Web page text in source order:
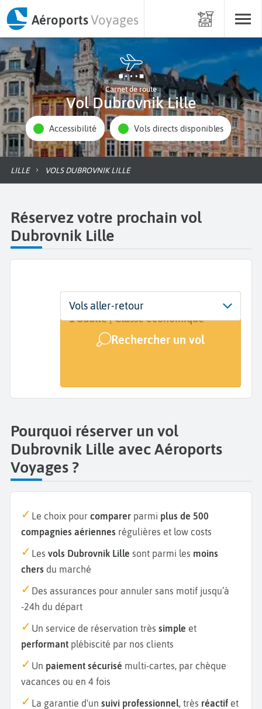
AéroportsVoyages
Carnet de route
Vol Dubrovnik Lille
Accessibilité Vols directs disponibles
LILLE VOLS DUBROVNIK LILLE
Réservez votre prochain vol
Dubrovnik Lille
Départ
Dubrovnik (DBV)
Dates
Dates de votre voyage
Voyageurs | Classe
1 adulte | Classe économique
Rechercher un vol
Vols aller-retour
Pourquoi réserver un vol
Dubrovnik Lille avec Aéroports
Voyages ?
Le choix pour comparer parmi plus de 500
compagnies aériennes régulières et low costs
Les vols Dubrovnik Lille sont parmi les moins
chers du marché
Des assurances pour annuler sans motif jusqu’à
-24h du départ
Un service de réservation très simple et
performant plébiscité par nos clients
Un paiement sécurisé multi-cartes, par chèque
vacances ou en 4 fois
La garantie d'un suivi professionnel, très réactif et